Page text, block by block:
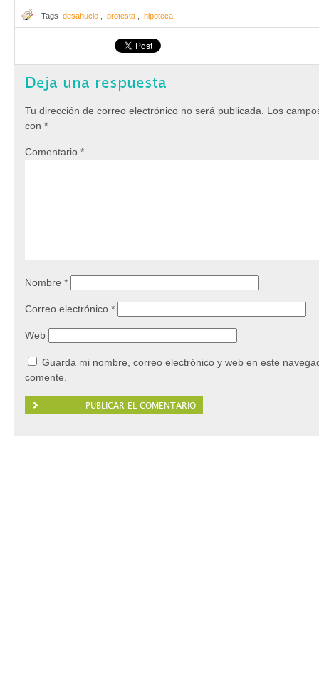
Tags desahucio protesta hipoteca
Deja una respuesta
Tu dirección de correo electrónico no será publicada.
Los
con *
Comentario *
Nombre *
Correo electrónico *
Web
Guarda mi nombre, correo electrónico y web en este
comente.